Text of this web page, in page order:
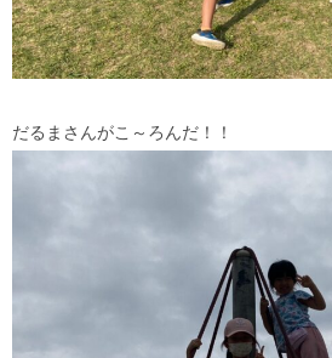
だるまさんがこ～ろんだ！！